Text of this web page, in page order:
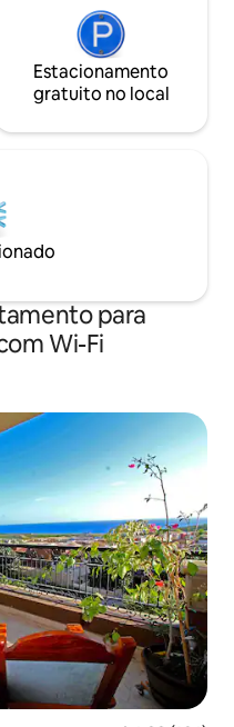
Estacionamento
gratuito no local
para
Wi-Fi